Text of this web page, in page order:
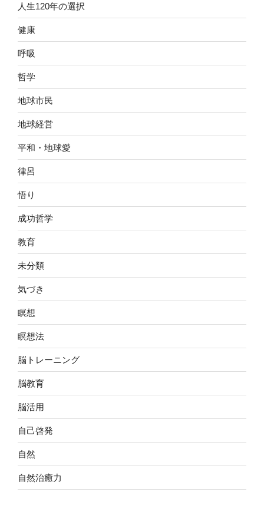
人生120年の選択
健康
呼吸
哲学
地球市民
地球経営
平和・地球愛
律呂
悟り
成功哲学
教育
未分類
気づき
瞑想
瞑想法
脳トレーニング
脳教育
脳活用
自己啓発
自然
自然治癒力